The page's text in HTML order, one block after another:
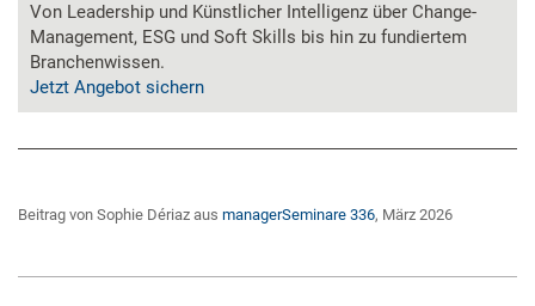
Von Leadership und Künstlicher Intelligenz über Change-
Management, ESG und Soft Skills bis hin zu fundiertem
Branchenwissen.
Jetzt Angebot sichern
Beitrag von Sophie Dériaz aus managerSeminare 336, März 2026